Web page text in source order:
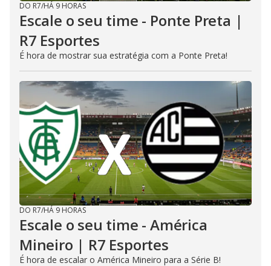
DO R7/HÁ 9 HORAS
Escale o seu time - Ponte Preta |
R7 Esportes
É hora de mostrar sua estratégia com a Ponte Preta!
DO R7/HÁ 9 HORAS
Escale o seu time - América
Mineiro | R7 Esportes
É hora de escalar o América Mineiro para a Série B!